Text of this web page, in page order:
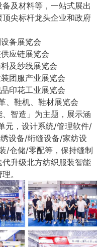
及材料等，一站式展出
尖标杆龙头企业和政府
备展览会
应链展览会
及纱线展览会
团服产业展览会
印花工业展览会
、鞋机、鞋材展览会
智造」为主题，展示涵
元，设计系统/管理软件/
设备/绗缝设备/家纺设
/仓储/零配等，保持缝制
升级北方纺织服装智能
。